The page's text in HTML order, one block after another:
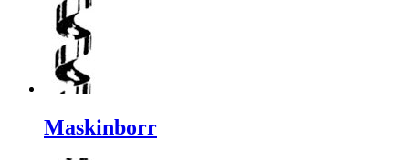
Maskinborr